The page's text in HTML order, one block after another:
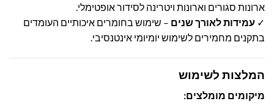
ארונות סגורים וארונות ויטרינה לסידור אופטימלי.
✓ עמידות לאורך שנים – שימוש בחומרים איכותיים העומדים
בתקנים מחמירים לשימוש יומיומי אינטנסיבי.
המלצות לשימוש
מיקומים מומלצים: